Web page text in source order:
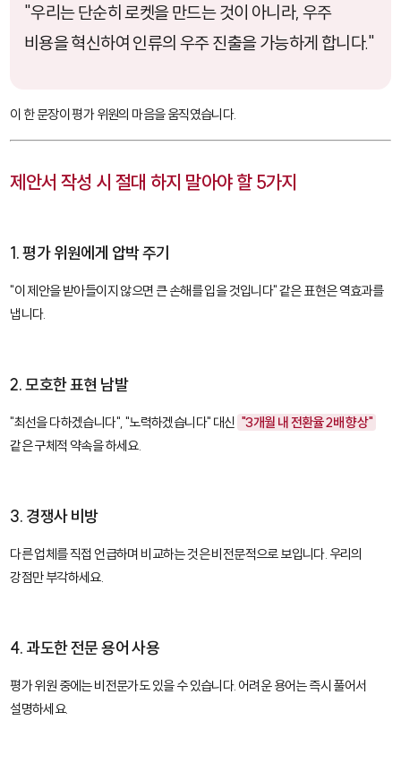
"우리는 단순히 로켓을 만드는 것이 아니라, 우주
비용을 혁신하여 인류의 우주 진출을 가능하게 합니다."
이 한 문장이 평가 위원의 마음을 움직였습니다.
제안서 작성 시 절대 하지 말아야 할 5가지
1. 평가 위원에게 압박 주기
"이 제안을 받아들이지 않으면 큰 손해를 입을 것입니다" 같은 표현은 역효과를
냅니다.
2. 모호한 표현 남발
"최선을 다하겠습니다", "노력하겠습니다" 대신 "3개월 내 전환율 2배 향상"
같은 구체적 약속을 하세요.
3. 경쟁사 비방
다른 업체를 직접 언급하며 비교하는 것은 비전문적으로 보입니다. 우리의
강점만 부각하세요.
4. 과도한 전문 용어 사용
평가 위원 중에는 비전문가도 있을 수 있습니다. 어려운 용어는 즉시 풀어서
설명하세요.